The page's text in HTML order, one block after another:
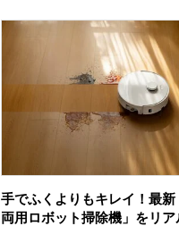
手でふくよりもキレイ！最新
両用ロボット掃除機」をリ